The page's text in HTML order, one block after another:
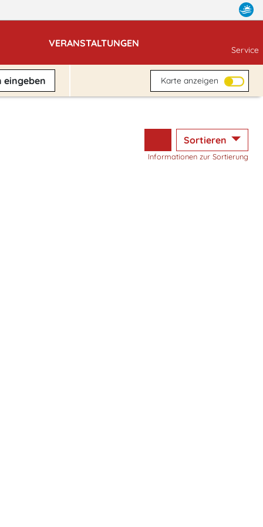
VERANSTALTUNGEN
Service
eingeben Karte anzeigen
Sortieren
Informationen zur Sortierung